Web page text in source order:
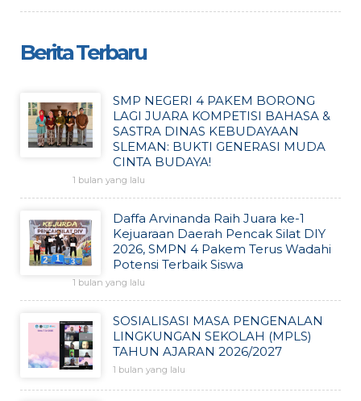
Berita Terbaru
SMP NEGERI 4 PAKEM BORONG
LAGI JUARA KOMPETISI BAHASA &
SASTRA DINAS KEBUDAYAAN
SLEMAN: BUKTI GENERASI MUDA
CINTA BUDAYA!
1 bulan yang lalu
Daffa Arvinanda Raih Juara ke-1
Kejuaraan Daerah Pencak Silat DIY
2026, SMPN 4 Pakem Terus Wadahi
Potensi Terbaik Siswa
1 bulan yang lalu
SOSIALISASI MASA PENGENALAN
LINGKUNGAN SEKOLAH (MPLS)
TAHUN AJARAN 2026/2027
1 bulan yang lalu